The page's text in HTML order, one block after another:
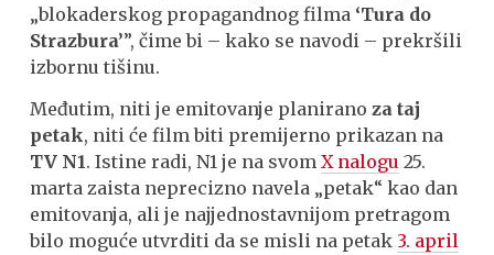
„blokaderskog propagandnog filma ‘Tura do
Strazbura’”, čime bi – kako se navodi – prekršili
izbornu tišinu.
Međutim, niti je emitovanje planiranoza taj
petak, niti će film biti premijerno prikazan na
TV N1. Istine radi, N1 je na svomX nalogu 25.
marta zaista neprecizno navela „petak“ kao dan
emitovanja, ali je najjednostavnijom pretragom
bilo moguće utvrditi da se misli na petak 3. april